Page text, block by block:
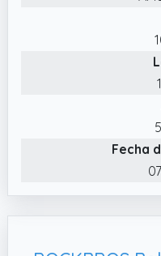
reflectante y el
mejoran la
que aumenta la
más fácil que
Fecha